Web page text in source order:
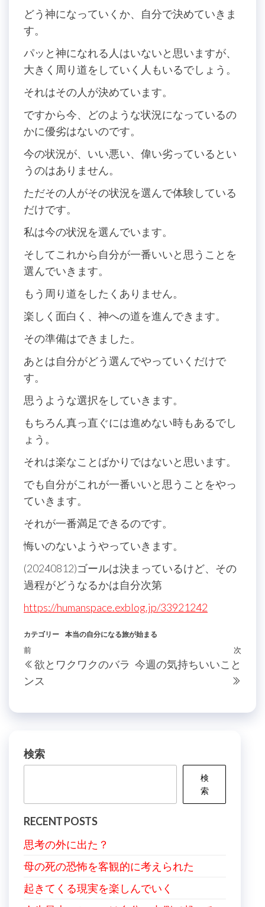
どう神になっていくか、自分で決めていきま
す。
パッと神になれる人はいないと思いますが、
大きく周り道をしていく人もいるでしょう。
それはその人が決めています。
ですから今、どのような状況になっているの
かに優劣はないのです。
今の状況が、いい悪い、偉い劣っているとい
うのはありません。
ただその人がその状況を選んで体験している
だけです。
私は今の状況を選んでいます。
そしてこれから自分が一番いいと思うことを
選んでいきます。
もう周り道をしたくありません。
楽しく面白く、神への道を進んできます。
その準備はできました。
あとは自分がどう選んでやっていくだけで
す。
思うような選択をしていきます。
もちろん真っ直ぐには進めない時もあるでし
ょう。
それは楽なことばかりではないと思います。
でも自分がこれが一番いいと思うことをやっ
ていきます。
それが一番満足できるのです。
悔いのないようやっていきます。
(20240812)ゴールは決まっているけど、その
過程がどうなるかは自分次第
https://humanspace.exblog.jp/33921242
カテゴリー 本当の自分になる旅が始まる
投
稿
ナ
ビ
ー
シ
ン
過
去
の
前
欲とワクワクのバラ
ンス
次
次
今週の気持ちいいこと
検索
検
索
RECENT POSTS
思考の外に出た？
母の死の恐怖を客観的に考えられた
起きてくる現実を楽しんでいく